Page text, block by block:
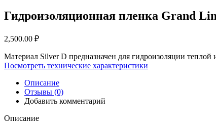
Гидроизоляционная пленка Grand
2,500.00 ₽
Материал Silver D предназначен для гидроизоляции
Посмотреть технические характеристики
Описание
Отзывы (0)
Добавить комментарий
Описание